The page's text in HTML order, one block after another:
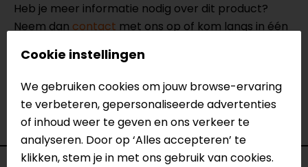
Heb je meer informatie nodig over dit product?
Neem dan contact met ons op of kom langs in één
Eindhoven, Vianen of Apeldoorn. In de winkels kun je
het product bekijken & passen en staan onze
verkoopmedewerkers voor je klaar met advies.
Bekijk onze anderezomer motorhandschoenen.
Cookie instellingen
We gebruiken cookies om jouw browse-ervaring
te verbeteren, gepersonaliseerde advertenties
of inhoud weer te geven en ons verkeer te
analyseren. Door op ‘Alles accepteren’ te
klikken, stem je in met ons gebruik van cookies.